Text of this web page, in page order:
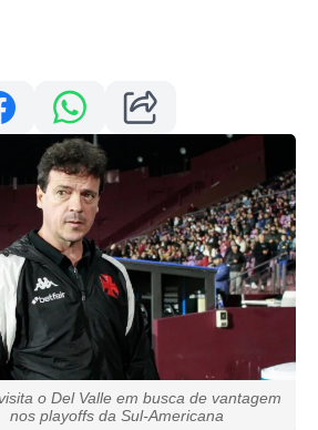
o Del Valle em busca de vantagem
nos playoffs da Sul-Americana